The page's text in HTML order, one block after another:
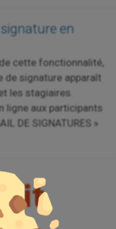
en
cette fonctionnalité,
de signature apparaît
les stagiaires.
ligne aux participants
DE SIGNATURES »